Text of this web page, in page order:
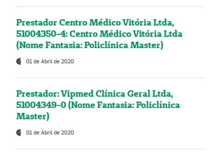
Prestador Centro Médico Vitória Ltda,
51004350-4: Centro Médico Vitória Ltda
(Nome Fantasia: Policlínica Master)
01 de Abril de 2020
Prestador: Vipmed Clínica Geral Ltda,
51004349-0 (Nome Fantasia: Policlínica
Master)
01 de Abril de 2020